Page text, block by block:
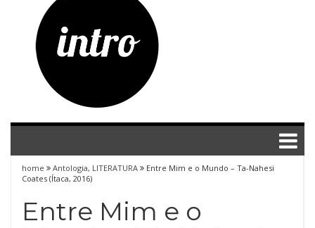
home Antologia, LITERATURA
Entre Mim e o Mundo – Ta-Nahesi
Coates (Ítaca, 2016)
Entre Mim e o